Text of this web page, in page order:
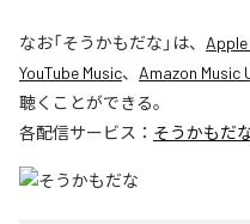
なお「そうかもだな 」は、
YouTube Music、 Amazon Music
聴くことができる。
各配信サービス： そうかもだ